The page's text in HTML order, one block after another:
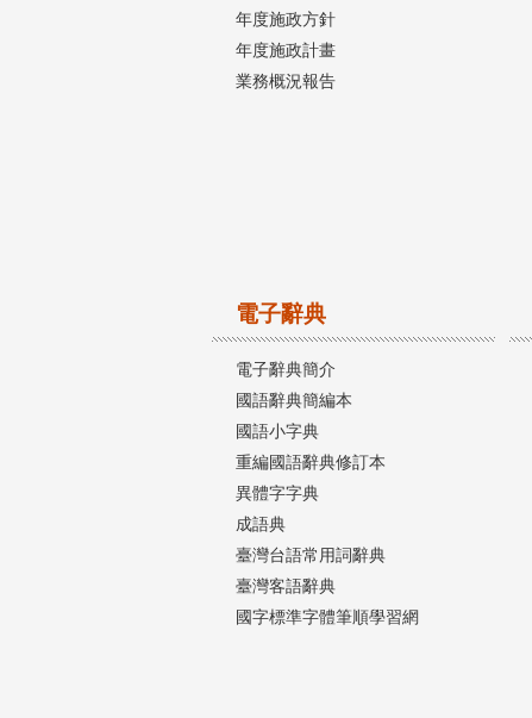
年度施政方針
年度施政計畫
業務概況報告
電子辭典
電子辭典簡介
國語辭典簡編本
國語小字典
重編國語辭典修訂本
異體字字典
成語典
臺灣台語常用詞辭典
臺灣客語辭典
國字標準字體筆順學習網